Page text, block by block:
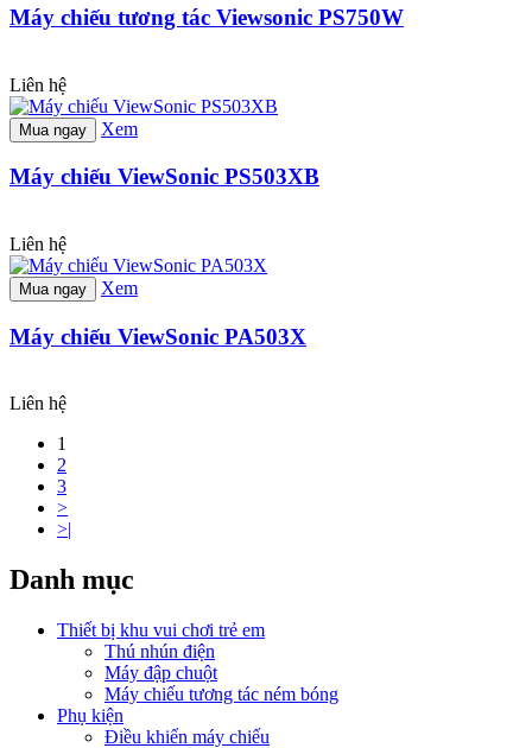
Máy chiếu tương tác Viewsonic PS750W
Liên hệ
Mua ngay Xem
Máy chiếu ViewSonic PS503XB
Liên hệ
Mua ngay Xem
Máy chiếu ViewSonic PA503X
Liên hệ
1
2
3
>
>|
Danh mục
Thiết bị khu vui chơi trẻ em
Thú nhún điện
Máy đập chuột
Máy chiếu tương tác ném bóng
Phụ kiện
Điều khiển máy chiếu